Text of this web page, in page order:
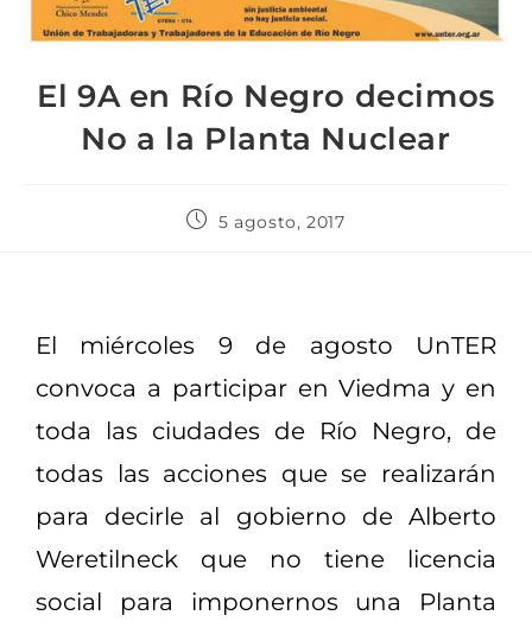
El 9A en Río Negro decimos
No a la Planta Nuclear
5 agosto, 2017
El miércoles 9 de agosto UnTER
convoca a participar en Viedma y en
toda las ciudades de Río Negro, de
todas las acciones que se realizarán
para decirle al gobierno de Alberto
Weretilneck que no tiene licencia
social para imponernos una Planta